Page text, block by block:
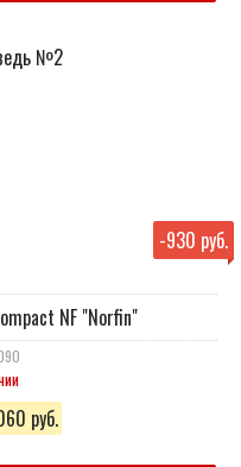
-930 руб.
NF "Norfin"
руб.